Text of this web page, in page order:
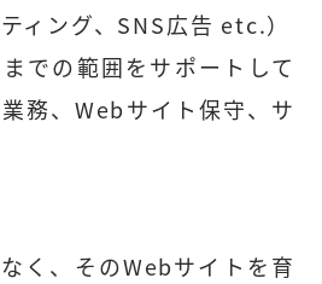
ィング、SNS広告 etc.）
での範囲をサポートして
務、Webサイト保守、サ
く、そのWebサイトを育